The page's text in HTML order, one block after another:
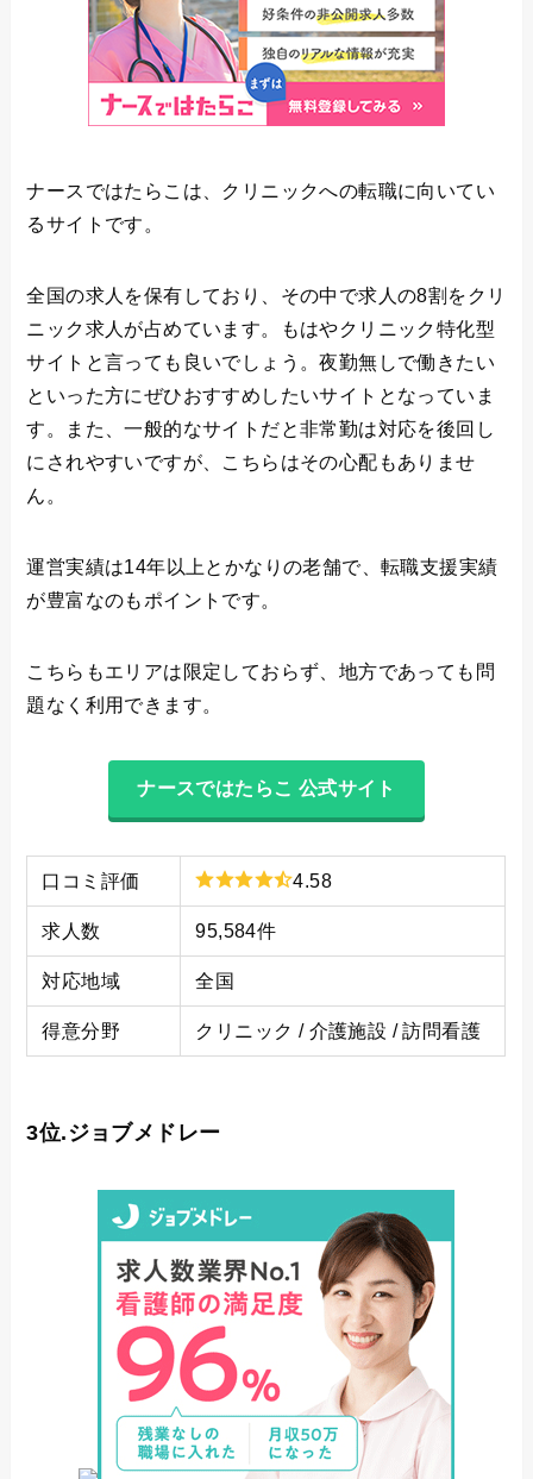
ナースではたらこは、クリニックへの転職に向いてい
るサイトです。
全国の求人を保有しており、その中で求人の8割をクリ
ニック求人が占めています。もはやクリニック特化型
サイトと言っても良いでしょう。夜勤無しで働きたい
といった方にぜひおすすめしたいサイトとなっていま
す。また、一般的なサイトだと非常勤は対応を後回し
にされやすいですが、こちらはその心配もありませ
ん。
運営実績は14年以上とかなりの老舗で、転職支援実績
が豊富なのもポイントです。
こちらもエリアは限定しておらず、地方であっても問
題なく利用できます。
ナースではたらこ 公式サイト
口コミ評価 4.58
求人数 95,584件
対応地域 全国
得意分野 クリニック / 介護施設 / 訪問看護
3位.ジョブメドレー